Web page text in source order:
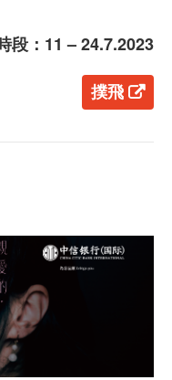
段：11 – 24.7.2023
撲飛